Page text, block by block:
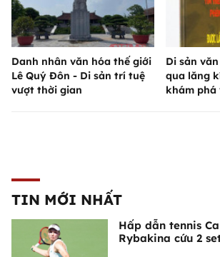
Danh nhân văn hóa thế giới
Lê Quý Đôn - Di sản trí tuệ
vượt thời gian
Di sản
qua lăng
khám phá
TIN MỚI NHẤT
Hấp dẫn tennis
Rybakina cứu 2